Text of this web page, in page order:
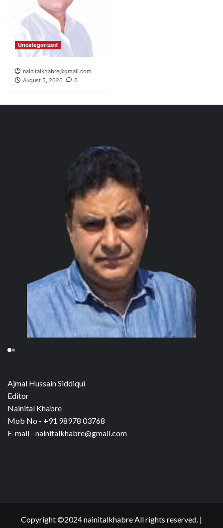
Uncategorized
nainitalkhabre@gmail.com
August 5, 2026
0
Ajmal Hussain Siddiqui
Editor
Nainital Khabre
Mob No - +91 98978 03768
E-mail - nainitalkhabre@gmail.com
Copyright ©2024 nainitalkhabre All rights reserved. |